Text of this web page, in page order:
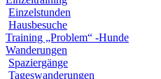
Einzelstunden
Hausbesuche
Training „Problem“ -Hunde
Wanderungen
Spaziergänge
Tageswanderungen